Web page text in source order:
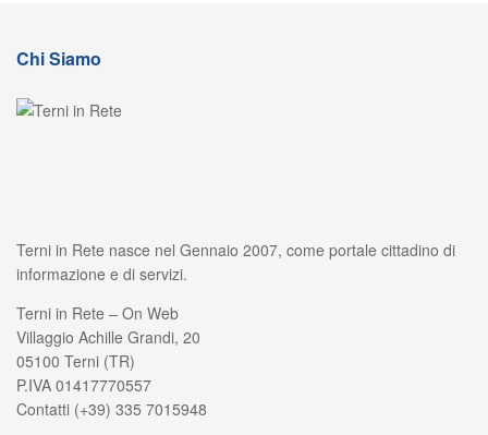
Chi Siamo
Terni in Rete nasce nel Gennaio 2007, come portale cittadino di
informazione e di servizi.
Terni in Rete – On Web
Villaggio Achille Grandi, 20
05100 Terni (TR)
P.IVA 01417770557
Contatti (+39) 335 7015948